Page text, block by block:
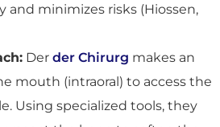
and minimizes risks (Hiossen,
Der der Chirurg makes an
mouth (intraoral) to access the
Using specialized tools, they